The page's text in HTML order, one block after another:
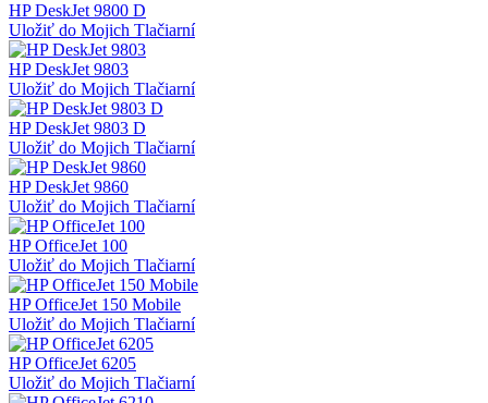
HP DeskJet 9800 D
Uložiť do Mojich Tlačiarní
HP DeskJet 9803
Uložiť do Mojich Tlačiarní
HP DeskJet 9803 D
Uložiť do Mojich Tlačiarní
HP DeskJet 9860
Uložiť do Mojich Tlačiarní
HP OfficeJet 100
Uložiť do Mojich Tlačiarní
HP OfficeJet 150 Mobile
Uložiť do Mojich Tlačiarní
HP OfficeJet 6205
Uložiť do Mojich Tlačiarní